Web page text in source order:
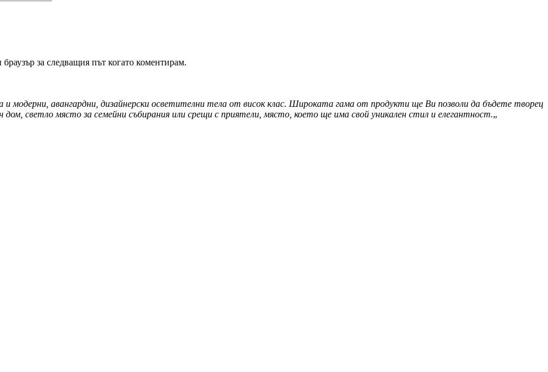
за следващия път когато коментирам.
модерни, авангардни, дизайнерски осветителни тела от висок клас. Широката гама от продукти ще Ви позволи да бъдете творец
светло място за семейни събирания или срещи с приятели, място, което ще има свой уникален стил и елегантност.„